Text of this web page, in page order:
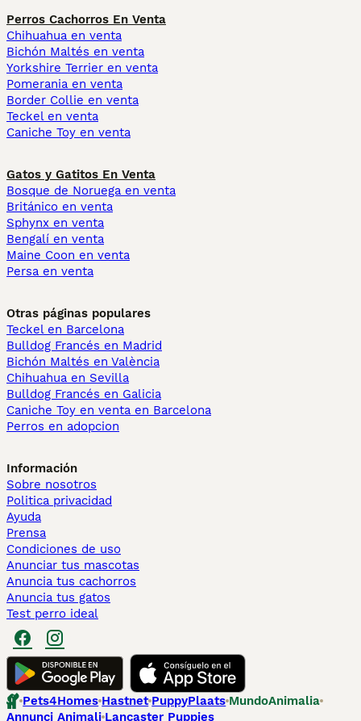
Perros Cachorros En Venta
Chihuahua en venta
Bichón Maltés en venta
Yorkshire Terrier en venta
Pomerania en venta
Border Collie en venta
Teckel en venta
Caniche Toy en venta
Gatos y Gatitos En Venta
Bosque de Noruega en venta
Británico en venta
Sphynx en venta
Bengalí en venta
Maine Coon en venta
Persa en venta
Otras páginas populares
Teckel en Barcelona
Bulldog Francés en Madrid
Bichón Maltés en València
Chihuahua en Sevilla
Bulldog Francés en Galicia
Caniche Toy en venta en Barcelona
Perros en adopcion
Información
Sobre nosotros
Politica privacidad
Ayuda
Prensa
Condiciones de uso
Anunciar tus mascotas
Anuncia tus cachorros
Anuncia tus gatos
Test perro ideal
Pets4Homes Hastnet PuppyPlaats MundoAnimalia
Annunci Animali Lancaster Puppies